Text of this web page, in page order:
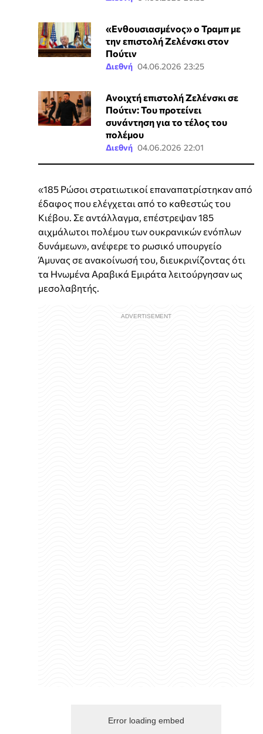
«Ενθουσιασμένος» ο Τραμπ με
την επιστολή Ζελένσκι στον
Πούτιν
Διεθνή 04.06.2026 23:25
Ανοιχτή επιστολή Ζελένσκι σε
Πούτιν: Του προτείνει
συνάντηση για το τέλος του
πολέμου
Διεθνή 04.06.2026 22:01
«185 Ρώσοι στρατιωτικοί επαναπατρίστηκαν από
έδαφος που ελέγχεται από το καθεστώς του
Κιέβου. Σε αντάλλαγμα, επέστρεψαν 185
αιχμάλωτοι πολέμου των ουκρανικών ενόπλων
δυνάμεων», ανέφερε το ρωσικό υπουργείο
Άμυνας σε ανακοίνωσή του, διευκρινίζοντας ότι
τα Ηνωμένα Αραβικά Εμιράτα λειτούργησαν ως
μεσολαβητής.
Error loading embed